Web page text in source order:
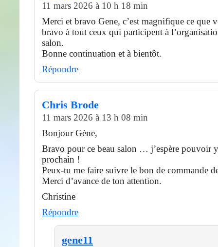
11 mars 2026 à 10 h 18 min
Merci et bravo Gene, c’est magnifique ce que
bravo à tout ceux qui participent à
salon.
Bonne continuation et à bientôt.
Répondre
Chris Brode
11 mars 2026 à 13 h 08 min
Bonjour Gène,
Bravo pour ce beau salon … j’espère pouvoir
prochain !
Peux-tu me faire suivre le bon de commande
Merci d’avance de ton attention.
Christine
Répondre
gene11